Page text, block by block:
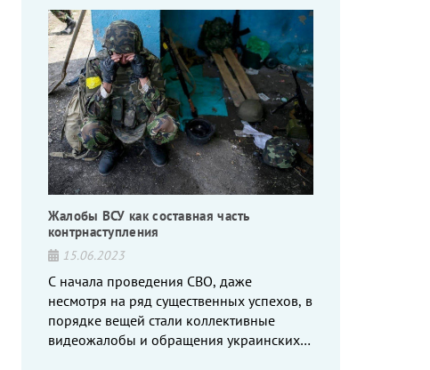
Жалобы ВСУ как составная часть
контрнаступления
15.06.2023
С начала проведения СВО, даже
несмотря на ряд существенных успехов, в
порядке вещей стали коллективные
видеожалобы и обращения украинских